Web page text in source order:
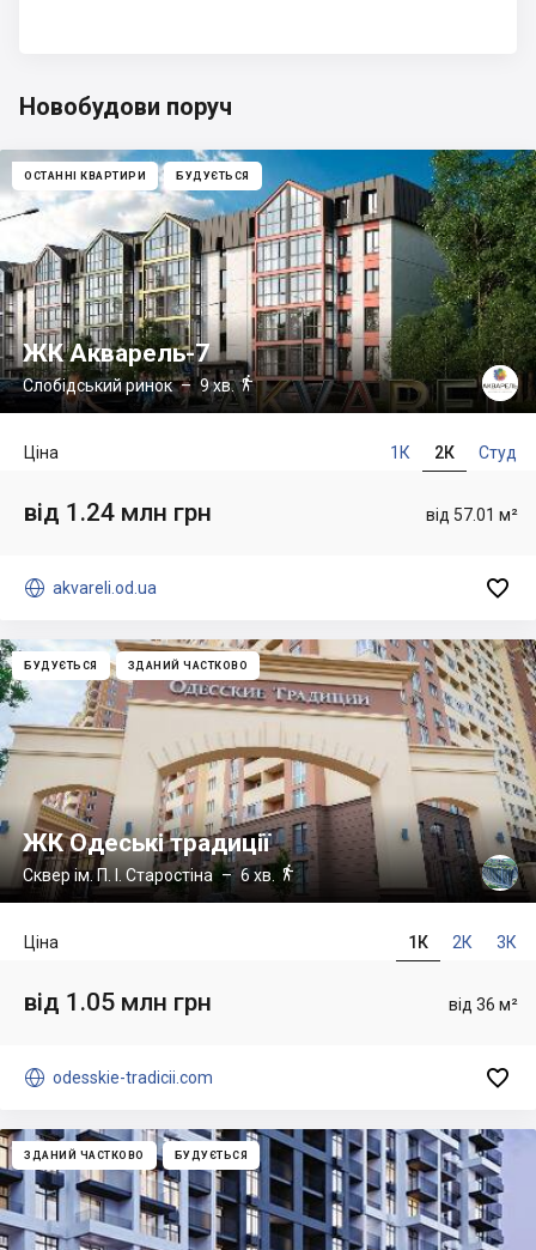
Новобудови поруч
ОСТАННІ КВАРТИРИ БУДУЄТЬСЯ
ЖК Акварель-7
Слобідський ринок– 9 хв.
1К 2К Студ
Ціна
від 57.01 м²
від 1.24 млн грн
 akvareli.od.ua 
БУДУЄТЬСЯ ЗДАНИЙ ЧАСТКОВО
ЖК Одеські традиції
Сквер ім. П. І. Старостіна– 6 хв. 
1К 2К 3К
Ціна
від 36 м²
від 1.05 млн грн
 odesskie-tradicii.com 
ЗДАНИЙ ЧАСТКОВО БУДУЄТЬСЯ